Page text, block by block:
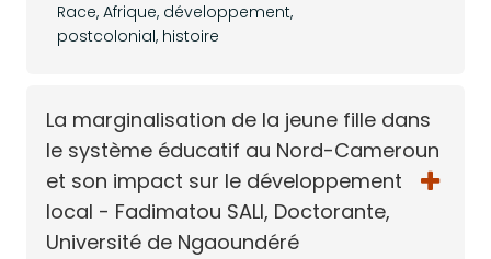
Race, Afrique, développement,
postcolonial, histoire
La marginalisation de la jeune fille dans
le système éducatif au Nord-Cameroun
et son impact sur le développement
local - Fadimatou SALI, Doctorante,
Université de Ngaoundéré